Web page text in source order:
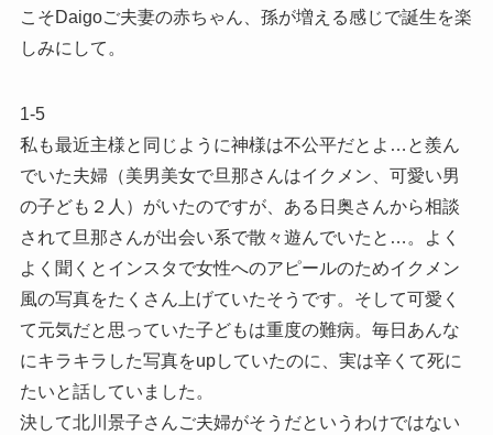
こそDaigoご夫妻の赤ちゃん、孫が増える感じで誕生を楽
しみにして。
1-5
私も最近主様と同じように神様は不公平だとよ…と羨ん
でいた夫婦（美男美女で旦那さんはイクメン、可愛い男
の子ども２人）がいたのですが、ある日奥さんから相談
されて旦那さんが出会い系で散々遊んでいたと…。よく
よく聞くとインスタで女性へのアピールのためイクメン
風の写真をたくさん上げていたそうです。そして可愛く
て元気だと思っていた子どもは重度の難病。毎日あんな
にキラキラした写真をupしていたのに、実は辛くて死に
たいと話していました。
決して北川景子さんご夫婦がそうだというわけではない